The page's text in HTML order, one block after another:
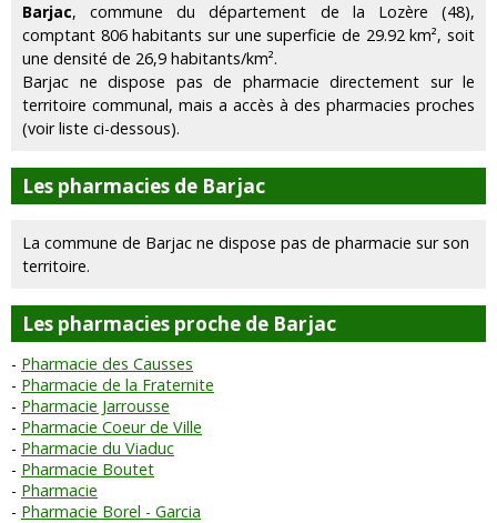
Barjac, commune du département de la Lozère (48),
comptant 806 habitants sur une superficie de 29.92 km², soit
une densité de 26,9 habitants/km².
Barjac ne dispose pas de pharmacie directement sur le
territoire communal, mais a accès à des pharmacies proches
(voir liste ci-dessous).
Les pharmacies de Barjac
La commune de Barjac ne dispose pas de pharmacie sur son
territoire.
Les pharmacies proche de Barjac
Pharmacie des Causses
Pharmacie de la Fraternite
Pharmacie Jarrousse
Pharmacie Coeur de Ville
Pharmacie du Viaduc
Pharmacie Boutet
Pharmacie
Pharmacie Borel - Garcia